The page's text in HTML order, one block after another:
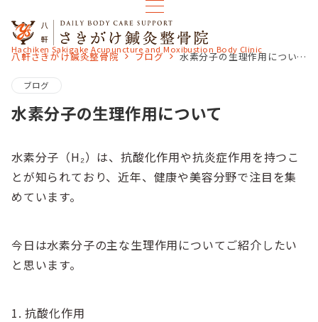
Hachiken Sakigake Acupuncture and Moxibustion Body Clinic
八軒さきがけ鍼灸整骨院 ブログ 水素分子の生理作用について
ブログ
水素分子の生理作用について
水素分子（H₂）は、抗酸化作用や抗炎症作用を持つこ
とが知られており、近年、健康や美容分野で注目を集
めています。
今日は水素分子の主な生理作用についてご紹介したい
と思います。
1. 抗酸化作用